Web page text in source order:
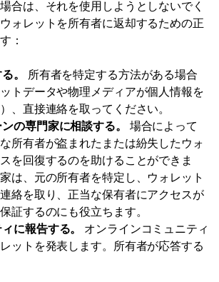
合は、それを使用しようとしないでく
ォレットを所有者に返却するための正
：
。
所有者を特定する方法がある場合
ットデータや物理メディアが個人情報を
、直接連絡を取ってください。
の専門家に相談する。
場合によって
所有者が盗まれたまたは紛失したウォ
を回復するのを助けることができま
は、元の所有者を特定し、ウォレット
絡を取り、正当な保有者にアクセスが
証するのにも役立ちます。
に報告する。
オンラインコミュニティ
ットを発表します。所有者が応答する